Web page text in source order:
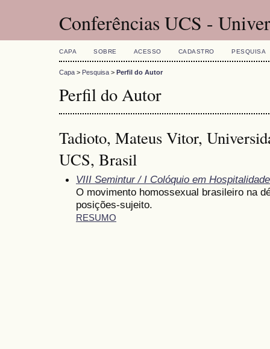
Conferências UCS -
CAPA SOBRE ACESSO CADASTRO PESQUISA
Capa > Pesquisa > Perfil do Autor
Perfil do Autor
Tadioto, Mateus Vitor,
UCS, Brasil
VIII Semintur / I Colóquio em Hospitalidade
O movimento homossexual brasileiro na
posições-sujeito.
RESUMO